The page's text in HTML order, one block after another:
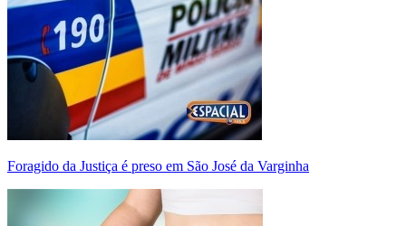
Foragido da Justiça é preso em São José da Varginha